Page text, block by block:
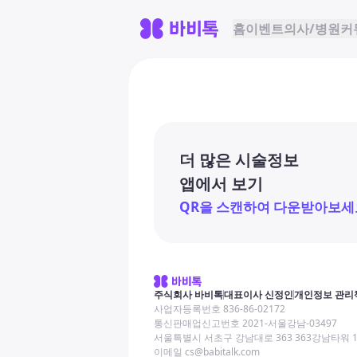
홈이벤트의사/병원커
더 많은 시술정보
앱에서 보기
QR을 스캔하여 다운받아보세
주식회사 바비톡대표이사 신정인개인정보 관리
사업자등록번호 836-86-02172
통신판매업신고번호 2021-서울강남-03497
서울특별시 서초구 강남대로 363 363강남타워
이메일 cs@babitalk.com